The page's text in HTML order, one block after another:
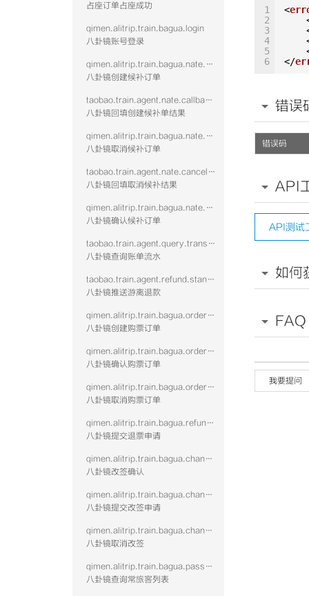
占座订单占座成功
qimen.alitrip.train.bagua.login
八卦镜账号登录
qimen.alitrip.train.bagua.nate.create
八卦镜创建候补订单
taobao.train.agent.nate.callback.vtwo
八卦镜回填创建候补单结果
qimen.alitrip.train.bagua.nate.cancel
八卦镜取消候补订单
taobao.train.agent.nate.cancel.vtwo
八卦镜回填取消候补结果
qimen.alitrip.train.bagua.nate.confirm
八卦镜确认候补订单
taobao.train.agent.query.transaction.vtwo
八卦镜查询账单流水
taobao.train.agent.refund.standalone.vtwo
八卦镜推送游离退款
qimen.alitrip.train.bagua.order.create
八卦镜创建购票订单
qimen.alitrip.train.bagua.order.confirm
八卦镜确认购票订单
qimen.alitrip.train.bagua.order.cancel
八卦镜取消购票订单
qimen.alitrip.train.bagua.refund.submit
八卦镜提交退票申请
qimen.alitrip.train.bagua.change.confirm
八卦镜改签确认
qimen.alitrip.train.bagua.change.submit
八卦镜提交改签申请
qimen.alitrip.train.bagua.change.cancel
八卦镜取消改签
qimen.alitrip.train.bagua.passenger.query
八卦镜查询常旅客列表
1
2
3
4
5
6
<
</
错误
错误码
API
API测试
如何
FAQ
我要提问